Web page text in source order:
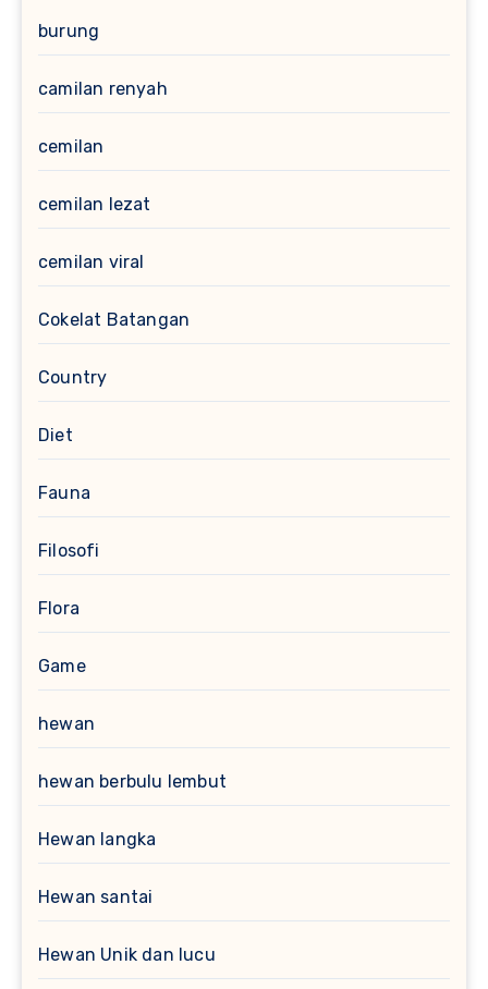
burung
camilan renyah
cemilan
cemilan lezat
cemilan viral
Cokelat Batangan
Country
Diet
Fauna
Filosofi
Flora
Game
hewan
hewan berbulu lembut
Hewan langka
Hewan santai
Hewan Unik dan lucu